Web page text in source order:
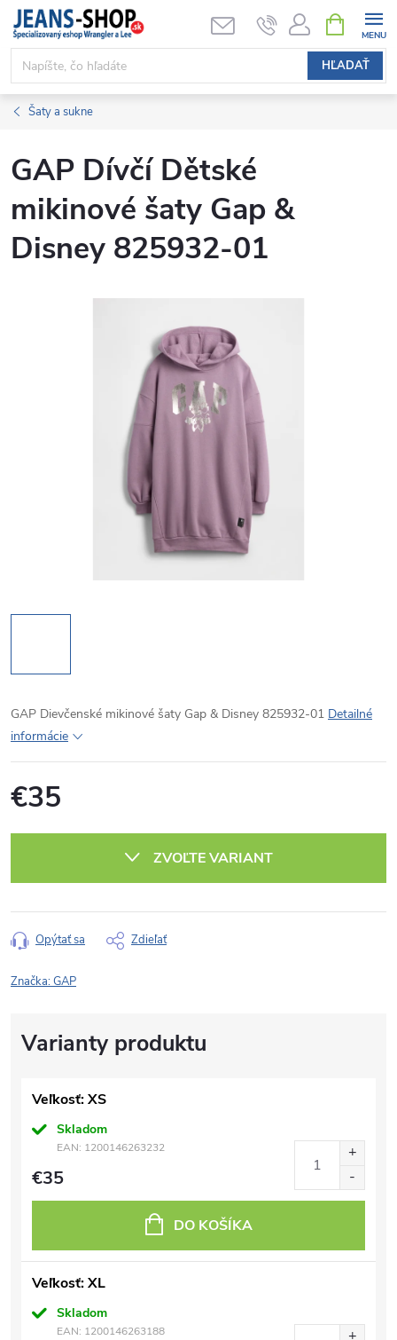
Prejsť
obsah
HĽADAŤ
KOŠÍK
Šaty a sukne
GAP Dívčí Dětské
mikinové šaty Gap &
Disney 825932-01
GAP Dievčenské mikinové šaty Gap & Disney 825932-01 Detailné
informácie
€35
ZVOĽTE VARIANT
Opýtať sa Zdieľať
Značka:GAP
Veľkosť: XS
Skladom
EAN: 1200146263232
€35
DO KOŠÍKA
Veľkosť: XL
Skladom
EAN: 1200146263188